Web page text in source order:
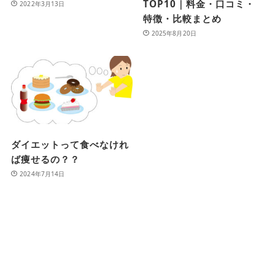
2022年3月13日
TOP10｜料金・口コミ・
特徴・比較まとめ
2025年8月20日
ダイエットって食べなけれ
ば痩せるの？？
2024年7月14日